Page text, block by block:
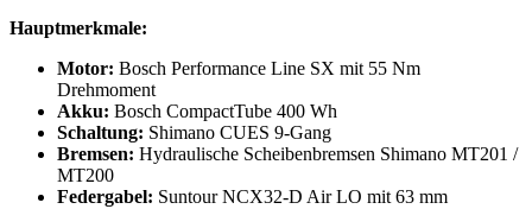
Hauptmerkmale:
Motor: Bosch Performance Line SX mit 55 Nm
Drehmoment
Akku: Bosch CompactTube 400 Wh
Schaltung: Shimano CUES 9-Gang
Bremsen: Hydraulische Scheibenbremsen Shimano MT201 /
MT200
Federgabel: Suntour NCX32-D Air LO mit 63 mm